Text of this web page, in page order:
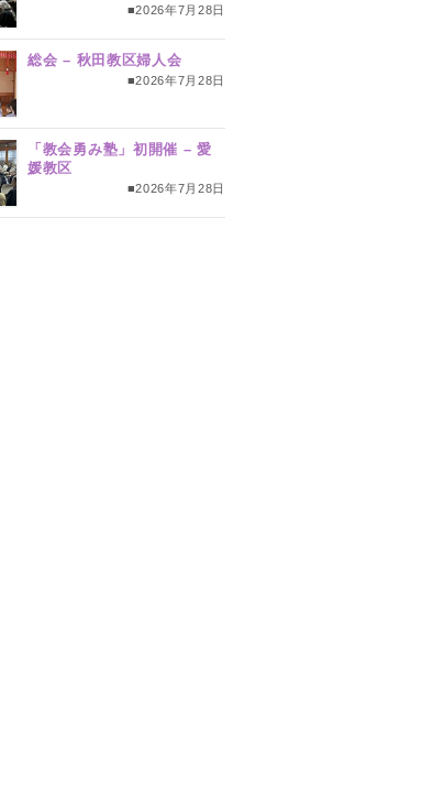
■2026年7月28日
総会 – 秋田教区婦人会
■2026年7月28日
「教会勇み塾」初開催 – 愛
媛教区
■2026年7月28日